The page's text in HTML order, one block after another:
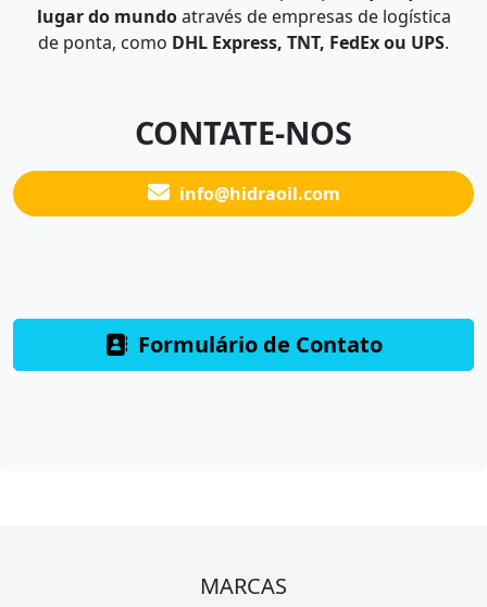
lugar do mundoatravés de empresas de logística
de ponta, como DHL Express, TNT, FedEx ou UPS.
CONTATE-NOS
info@hidraoil.com
Formulário de Contato
MARCAS